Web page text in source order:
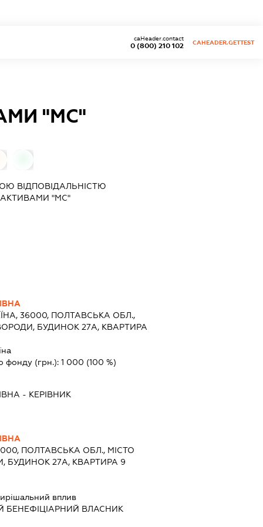
0 (800) 210 102
caHeader.contact
CAHEADER.GETTEST
"МС"
ВІДПОВІДАЛЬНІСТЮ
АКТИВАМИ "МС"
36000, ПОЛТАВСЬКА ОБЛ.,
БУДИНОК 27А, КВАРТИРА
фонду (грн.): 1 000 (100 %)
- КЕРІВНИК
ПОЛТАВСЬКА ОБЛ., МІСТО
БУДИНОК 27А, КВАРТИРА 9
вплив
БЕНЕФІЦІАРНИЙ ВЛАСНИК